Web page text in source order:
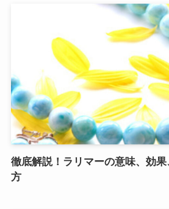
徹底解説！ラリマーの意味、効
方